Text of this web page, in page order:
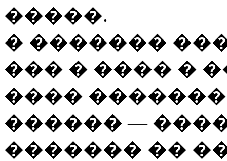
�����.
� �������
��� � ���� �
���� �������
������ —
������� ��